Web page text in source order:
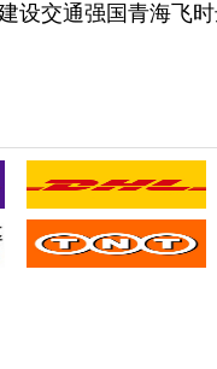
设交通强国青海飞